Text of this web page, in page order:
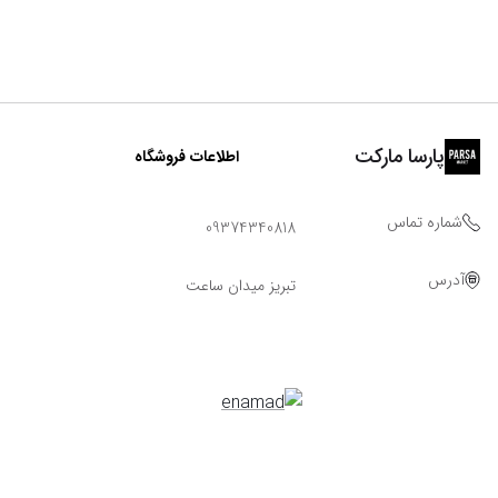
پارسا مارکت اطلاعات فروشگاه
شماره تماس 09374340818
آدرس تبریز میدان ساعت